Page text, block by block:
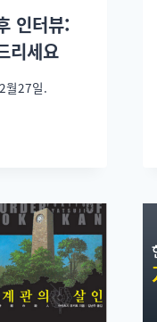
인터뷰:
리세요
월27일.